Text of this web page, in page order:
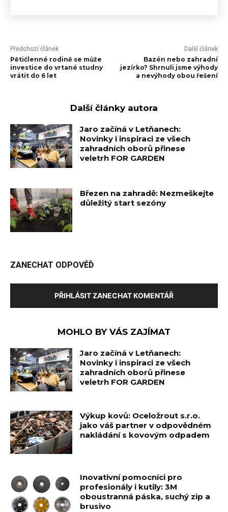
Předchozí článek
Pětičlenné rodině se může
investice do vrtané studny
vrátit do 6 let
Další článek
Bazén nebo zahradní
jezírko? Shrnuli jsme výhody
a nevýhody obou řešení
Další články autora
Jaro začíná v Letňanech:
Novinky i inspiraci ze všech
zahradních oborů přinese
veletrh FOR GARDEN
Březen na zahradě: Nezmeškejte
důležitý start sezóny
ZANECHAT ODPOVĚĎ
PŘIHLÁSIT ZANECHAT KOMENTÁŘ
MOHLO BY VÁS ZAJÍMAT
Jaro začíná v Letňanech:
Novinky i inspiraci ze všech
zahradních oborů přinese
veletrh FOR GARDEN
Výkup kovů: Oceložrout s.r.o.
jako váš partner v odpovědném
nakládání s kovovým odpadem
Inovativní pomocníci pro
profesionály i kutily: 3M
oboustranná páska, suchý zip a
brusivo